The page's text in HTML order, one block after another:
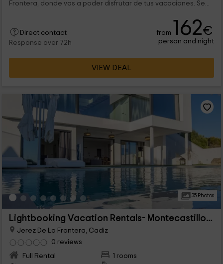
Frontera, donde vas a poder disfrutar de tus vacaciones. Se...
Direct contact
Response over 72h
from 162€
person and night
VIEW DEAL
35 Photos
Lightbooking Vacation Rentals- Montecastillo GP
Jerez De La Frontera, Cadiz
0 reviews
Full Rental
1 rooms